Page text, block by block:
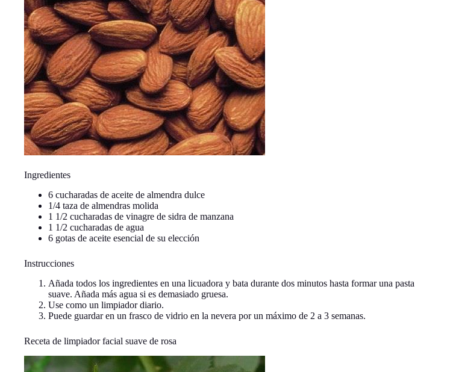
Ingredientes
6 cucharadas de aceite de almendra dulce
1/4 taza de almendras molida
1 1/2 cucharadas de vinagre de sidra de manzana
1 1/2 cucharadas de agua
6 gotas de aceite esencial de su elección
Instrucciones
Añada todos los ingredientes en una licuadora y bata durante dos minutos hasta formar una pasta
suave. Añada más agua si es demasiado gruesa.
Use como un limpiador diario.
Puede guardar en un frasco de vidrio en la nevera por un máximo de 2 a 3 semanas.
Receta de limpiador facial suave de rosa